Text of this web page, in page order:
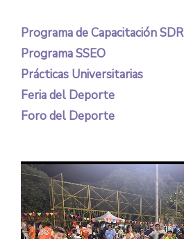
Programa de Capacitación SDR
Programa SSEO
Prácticas Universitarias
Feria del Deporte
Foro del Deporte